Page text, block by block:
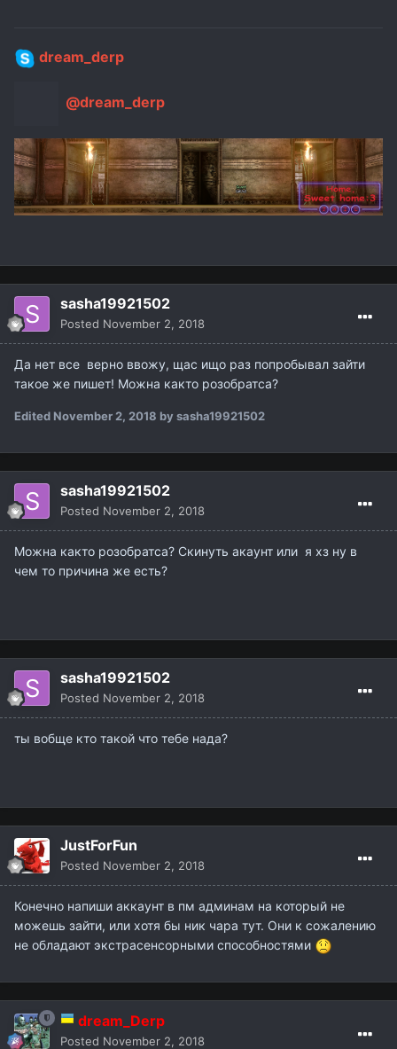
dream_derp
@dream_derp
sasha19921502
PostedNovember 2, 2018
Да нет все верно ввожу, щас ищо раз попробывал зайти
такое же пишет! Можна както розобратса?
by sasha19921502
sasha19921502
PostedNovember 2, 2018
Можна както розобратса? Скинуть акаунт или я хз ну в
чем то причина же есть?
sasha19921502
PostedNovember 2, 2018
ты вобще кто такой что тебе нада?
JustForFun
PostedNovember 2, 2018
Конечно напиши аккаунт в пм админам на который не
можешь зайти, или хотя бы ник чара тут. Они к сожалению
не обладают экстрасенсорными способностями
dream_Derp
PostedNovember 2, 2018